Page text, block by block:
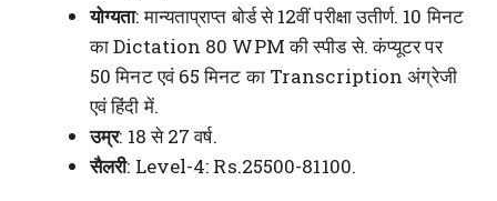
योग्यता: मान्यताप्राप्त बोर्ड से 12वीं परीक्षा उतीर्ण. 10 मिनट
का Dictation 80 WPM की स्पीड से. कंप्यूटर पर
50 मिनट एवं 65 मिनट का Transcription अंग्रेजी
एवं हिंदी में.
उम्र: 18 से 27 वर्ष.
सैलरी: Level-4: Rs.25500-81100.